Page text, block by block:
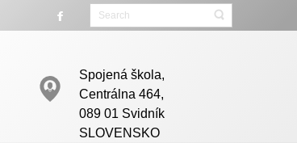
Spojená škola,
Centrálna 464,
089 01 Svidník
SLOVENSKO